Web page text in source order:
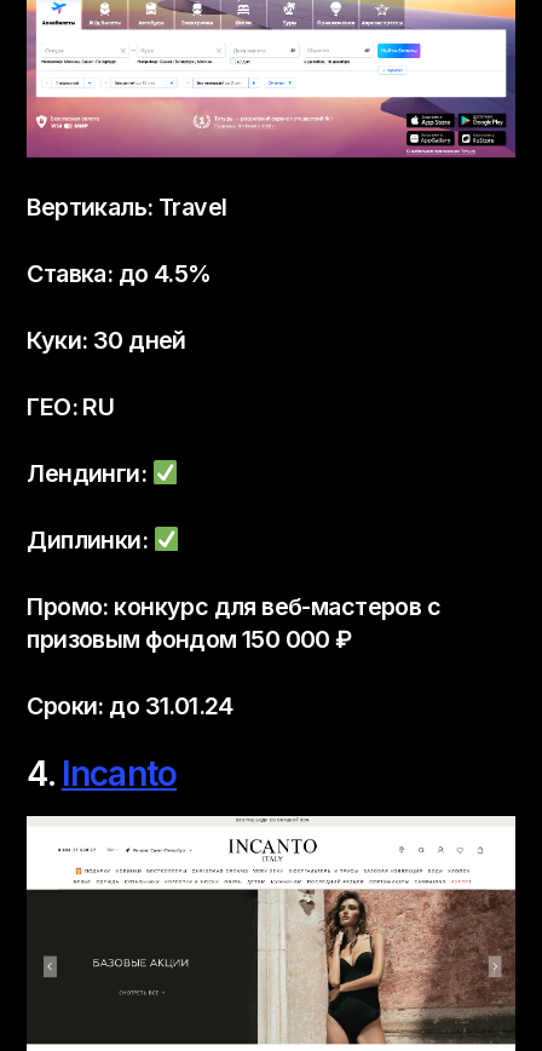
Вертикаль: Travel
Ставка: до 4.5%
Куки: 30 дней
ГЕО: RU
Лендинги:
Диплинки:
Промо: конкурс для веб-мастеров с
призовым фондом 150 000 ₽
Сроки: до 31.01.24
4. Incanto